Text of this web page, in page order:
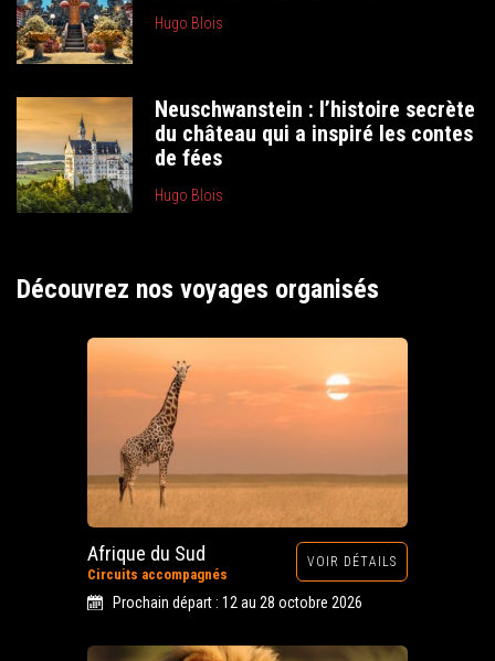
Hugo Blois
Neuschwanstein : l’histoire secrète
du château qui a inspiré les contes
de fées
Hugo Blois
Découvrez nos voyages organisés
Afrique du Sud
Circuits accompagnés
VOIR DÉTAILS
Prochain départ : 12 au 28 octobre 2026